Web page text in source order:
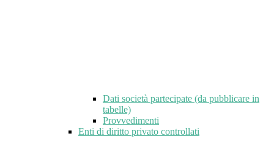
Dati società partecipate (da pubblicare in
tabelle)
Provvedimenti
Enti di diritto privato controllati